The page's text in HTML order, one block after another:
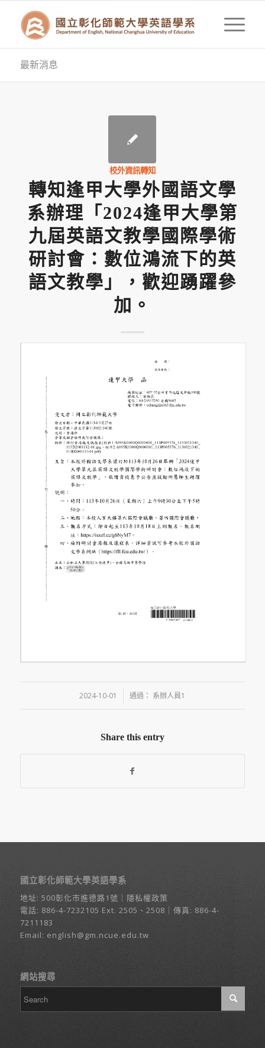
最新消息
校外資訊轉知
轉知逢甲大學外國語文學
系辦理「2024逢甲大學第
九屆英語文教學國際學術
研討會：數位鴻流下的英
語文教學」，歡迎踴躍參
加。
2024-10-01
/ 通過： 系辦人員1
Share this entry
國立彰化師範大學英語學系
地址: 500彰化市進德路1號 ｜ 隱私權政策
電話: 886-4-7232105 Ext. 2505、2508｜傳真: 886-4-
7211183
Email: english@gm.ncue.edu.tw
網站搜尋